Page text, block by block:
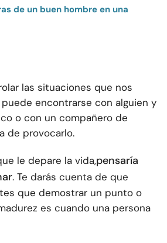
de un buen hombre en una
las situaciones que nos
encontrarse con alguien y
o con un compañero de
de provocarlo.
le depare la vida,pensaría
. Te darás cuenta de que
que demostrar un punto o
es cuando una persona